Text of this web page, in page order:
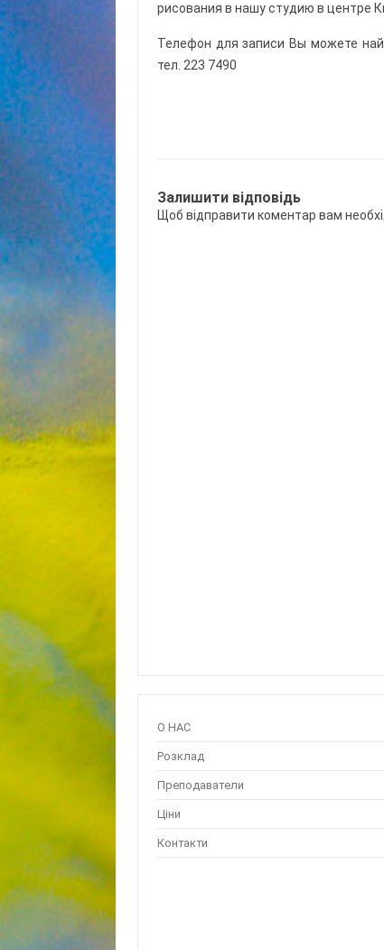
рисования в нашу студию в центре
Телефон для записи Вы можете
тел. 223 7490
Залишити відповідь
Щоб відправити коментар вам
О НАС
Розклад
Преподаватели
Ціни
Контакти